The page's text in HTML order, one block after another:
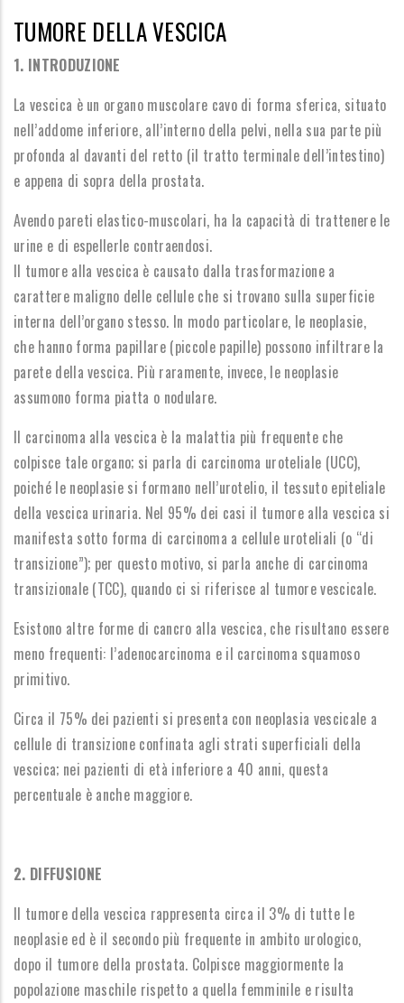
TUMORE DELLA VESCICA
1. INTRODUZIONE
La vescica è un organo muscolare cavo di forma sferica, situato
nell’addome inferiore, all’interno della pelvi, nella sua parte più
profonda al davanti del retto (il tratto terminale dell’intestino)
e appena di sopra della prostata.
Avendo pareti elastico-muscolari, ha la capacità di trattenere le
urine e di espellerle contraendosi.
Il tumore alla vescica è causato dalla trasformazione a
carattere maligno delle cellule che si trovano sulla superficie
interna dell’organo stesso. In modo particolare, le neoplasie,
che hanno forma papillare (piccole papille) possono infiltrare la
parete della vescica. Più raramente, invece, le neoplasie
assumono forma piatta o nodulare.
Il carcinoma alla vescica è la malattia più frequente che
colpisce tale organo; si parla di carcinoma uroteliale (UCC),
poiché le neoplasie si formano nell’urotelio, il tessuto epiteliale
della vescica urinaria. Nel 95% dei casi il tumore alla vescica si
manifesta sotto forma di carcinoma a cellule uroteliali (o “di
transizione”); per questo motivo, si parla anche di carcinoma
transizionale (TCC), quando ci si riferisce al tumore vescicale.
Esistono altre forme di cancro alla vescica, che risultano essere
meno frequenti: l’adenocarcinoma e il carcinoma squamoso
primitivo.
Circa il 75% dei pazienti si presenta con neoplasia vescicale a
cellule di transizione confinata agli strati superficiali della
vescica; nei pazienti di età inferiore a 40 anni, questa
percentuale è anche maggiore.
2. DIFFUSIONE
Il tumore della vescica rappresenta circa il 3% di tutte le
neoplasie ed è il secondo più frequente in ambito urologico,
dopo il tumore della prostata. Colpisce maggiormente la
popolazione maschile rispetto a quella femminile e risulta